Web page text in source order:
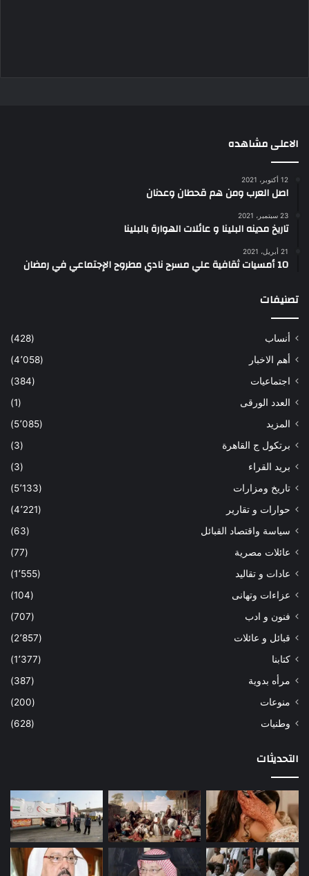
الاعلى مشاهده
12 أكتوبر، 2021
اصل العرب ومن هم قحطان وعدنان
23 سبتمبر، 2021
تاريخ مدينه البلينا و عائلات الهوارة بالبلينا
21 أبريل، 2021
10 أمسيات ثقافية علي مسرح نادي مطروح الإجتماعي في رمضان
تصنيفات
أنساب
(428)
أهم الاخبار
(4٬058)
اجتماعيات
(384)
العدد الورقى
(1)
المزيد
(5٬085)
برتكول ج القاهرة
(3)
بريد القراء
(3)
تاريخ ومزارات
(5٬133)
حوارات و تقارير
(4٬221)
سياسة واقتصاد القبائل
(63)
عائلات مصرية
(77)
عادات و تقاليد
(1٬555)
عزاءات وتهانى
(104)
فنون و ادب
(707)
قبائل و عائلات
(2٬857)
كتابنا
(1٬377)
مرأه بدوية
(387)
منوعات
(200)
وطنيات
(628)
التحديثات